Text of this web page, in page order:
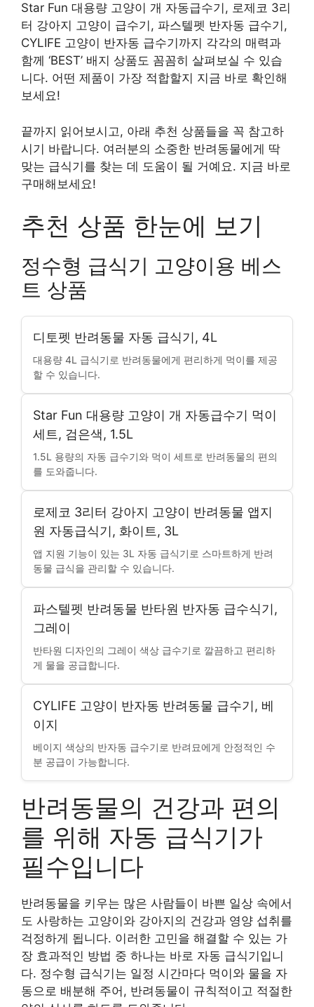
Star Fun 대용량 고양이 개 자동급수기, 로제코 3리
터 강아지 고양이 급수기, 파스텔펫 반자동 급수기,
CYLIFE 고양이 반자동 급수기까지 각각의 매력과
함께 ‘BEST’ 배지 상품도 꼼꼼히 살펴보실 수 있습
니다. 어떤 제품이 가장 적합할지 지금 바로 확인해
보세요!
끝까지 읽어보시고, 아래 추천 상품들을 꼭 참고하
시기 바랍니다. 여러분의 소중한 반려동물에게 딱
맞는 급식기를 찾는 데 도움이 될 거예요. 지금 바로
구매해보세요!
추천 상품 한눈에 보기
정수형 급식기 고양이용 베스
트 상품
디토펫 반려동물 자동 급식기, 4L
대용량 4L 급식기로 반려동물에게 편리하게 먹이를 제공
할 수 있습니다.
Star Fun 대용량 고양이 개 자동급수기 먹이
세트, 검은색, 1.5L
1.5L 용량의 자동 급수기와 먹이 세트로 반려동물의 편의
를 도와줍니다.
로제코 3리터 강아지 고양이 반려동물 앱지
원 자동급식기, 화이트, 3L
앱 지원 기능이 있는 3L 자동 급식기로 스마트하게 반려
동물 급식을 관리할 수 있습니다.
파스텔펫 반려동물 반타원 반자동 급수식기,
그레이
반타원 디자인의 그레이 색상 급수기로 깔끔하고 편리하
게 물을 공급합니다.
CYLIFE 고양이 반자동 반려동물 급수기, 베
이지
베이지 색상의 반자동 급수기로 반려묘에게 안정적인 수
분 공급이 가능합니다.
반려동물의 건강과 편의
를 위해 자동 급식기가
필수입니다
반려동물을 키우는 많은 사람들이 바쁜 일상 속에서
도 사랑하는 고양이와 강아지의 건강과 영양 섭취를
걱정하게 됩니다. 이러한 고민을 해결할 수 있는 가
장 효과적인 방법 중 하나는 바로 자동 급식기입니
다. 정수형 급식기는 일정 시간마다 먹이와 물을 자
동으로 배분해 주어, 반려동물이 규칙적이고 적절한